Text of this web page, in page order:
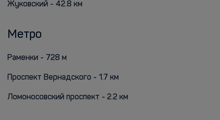
Жуковский - 42.8 км
Метро
Раменки - 728 м
Проспект Вернадского - 1.7 км
Ломоносовский проспект - 2.2 км